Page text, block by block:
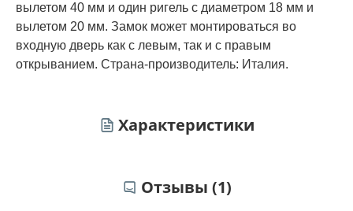
вылетом 40 мм и один ригель с диаметром 18 мм и
вылетом 20 мм. Замок может монтироваться во
входную дверь как с левым, так и с правым
открыванием. Страна-производитель: Италия.
Характеристики
Отзывы (1)